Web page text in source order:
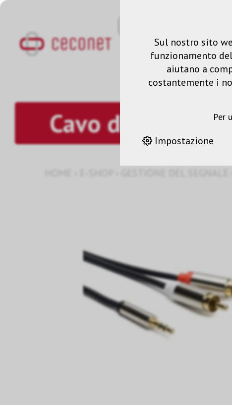
Cavo di
Sul nostro sito
funzionamento
aiutano a
costantemente i
Per
Impostazione